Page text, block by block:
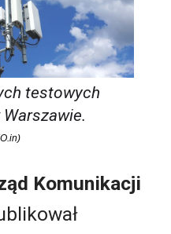
testowych
Komunikacji